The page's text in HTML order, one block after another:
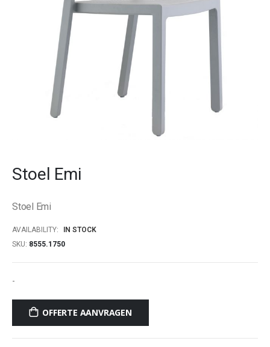
the
the
gallery
Stoel Emi
Stoel Emi
AVAILABILITY:
IN STOCK
SKU 8555.1750
-
OFFERTE AANVRAGEN